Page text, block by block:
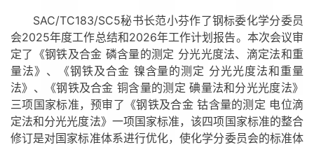
SAC/TC183/SC5秘书长范小芬作了钢标委化学分委员
会2025年度工作总结和2026年工作计划报告。本次会议审
定了《钢铁及合金 磷含量的测定 分光光度法、滴定法和重
量法》、《钢铁及合金 镍含量的测定 分光光度法和重量
法》、《钢铁及合金 铜含量的测定 碘量法和分光光度法》
三项国家标准，预审了《钢铁及合金 钴含量的测定 电位滴
定法和分光光度法》一项国家标准，该四项国家标准的整合
修订是对国家标准体系进行优化，使化学分委员会的标准体